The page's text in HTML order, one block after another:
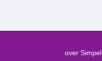
over Simpel